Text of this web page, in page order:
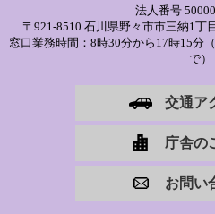
法人番号
〒921-8510 石川県野々市市三納1丁
窓口業務時間：8時30分から17時15分（
で）
交通ア
庁舎の
お問い